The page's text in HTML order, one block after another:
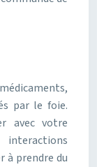
par le foie.
avec votre
à prendre du